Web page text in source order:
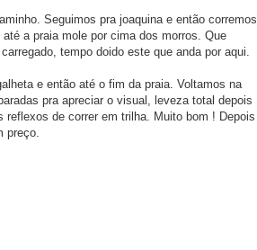
Seguimos pra joaquina e então corremos
a praia mole por cima dos morros. Que
tempo doido este que anda por aqui.
e então até o fim da praia. Voltamos na
pra apreciar o visual, leveza total depois
de correr em trilha. Muito bom ! Depois
preço.